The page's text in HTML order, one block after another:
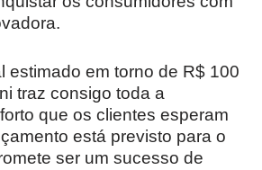
estimado em torno de R$ 100
traz consigo toda a
que os clientes esperam
está previsto para o
ser um sucesso de